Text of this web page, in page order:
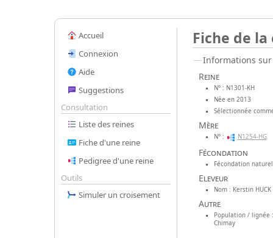
Accueil
Connexion
Aide
Suggestions
Consultation
Liste des reines
Fiche d'une reine
Pedigree d'une reine
Outils
Simuler un croisement
Fiche de la
Informations
Reine
N° : N1301-KH
Née en 2013
Sélectionnée
Mère
N° : N1254-HG
Fécondation
Fécondation
Eleveur
Nom : Kerstin HUCK
Autre
Population / lignée :
Chimay